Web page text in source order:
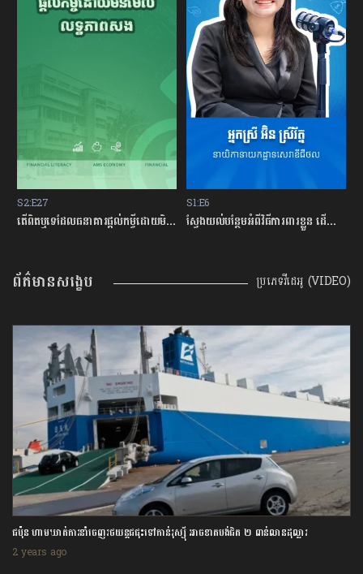
S2:E27
តើពិតឬទេដែលធនាគារផ្ដល់កម្ចីដោយមិនសិក្សាលើលទ្ធភាពសងត្រឡប់?
S1:E6
ស្វែងយល់បន្ថែមអំពីវិធីការពារខ្លួន ដើម្បីជៀសវាងពីការឆបោកតាមបច្ចេកវិទ្យាហិរញ្ញវត្ថុ!
ព័ត៌មានសង្ខេប ប្រភេទវីដេអូ (VIDEO)
ជប៉ុន ហាមឃាត់ការនាំចេញរថយន្តជជុះទៅកាន់រុស្ស៊ី អាចខាតបង់ជិត ២ ពាន់លានដុល្លារ
2 years ago